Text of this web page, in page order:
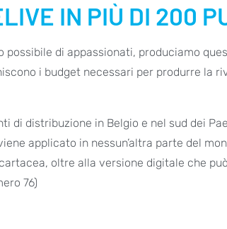
IN PIÙ DI 200
di appassionati, produciamo
i budget necessari per produrre la
di distribuzione in Belgio e nel sud dei
applicato in nessun’altra parte del
oltre alla versione digitale che
76)